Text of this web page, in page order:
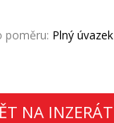
poměru: Plný úvazek
NA INZERÁT